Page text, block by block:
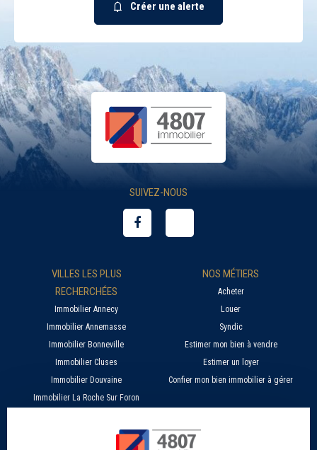
Créer une alerte
SUIVEZ-NOUS
VILLES LES PLUS
RECHERCHÉES
Immobilier Annecy
Immobilier Annemasse
Immobilier Bonneville
Immobilier Cluses
Immobilier Douvaine
Immobilier La Roche Sur Foron
NOS MÉTIERS
Acheter
Louer
Syndic
Estimer mon bien à vendre
Estimer un loyer
Confier mon bien immobilier à gérer
SERVICES EN LIGNE